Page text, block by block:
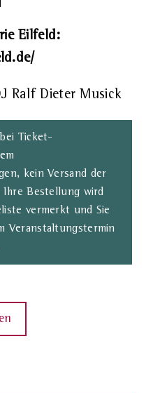
Eilfeld:
Ralf Dieter Musick
Ticket-
kein Versand der
Bestellung wird
vermerkt und Sie
Veranstaltungstermin